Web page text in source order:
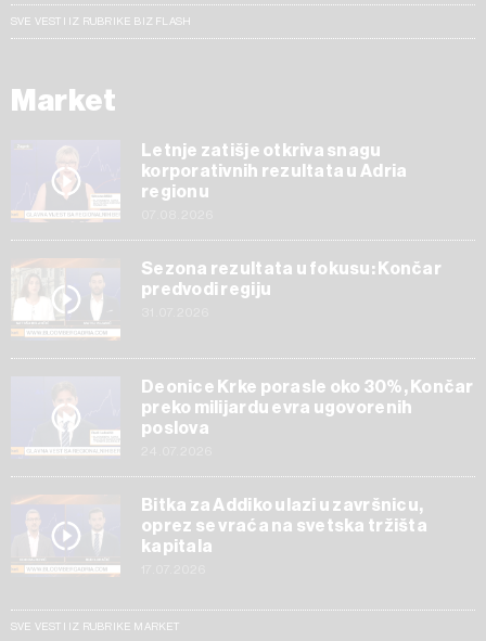
SVE VESTI IZ RUBRIKE BIZ FLASH
Market
Letnje zatišje otkriva snagu
korporativnih rezultata u Adria
regionu
Sezona rezultata u fokusu: Končar
predvodi regiju
Deonice Krke porasle oko 30%, Končar
preko milijardu evra ugovorenih
poslova
Bitka za Addiko ulazi u završnicu,
oprez se vraća na svetska tržišta
kapitala
SVE VESTI IZ RUBRIKE MARKET